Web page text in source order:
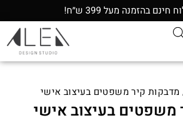
חינם בהזמנה מעל 399 ש״ח!
קיר משפטים בעיצוב אישי
משפטים בעיצוב אישי